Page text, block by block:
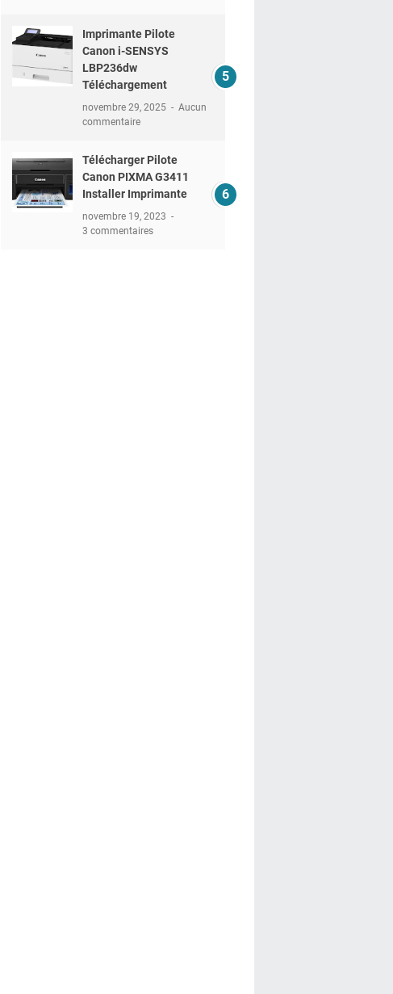
Imprimante Pilote
Canon i-SENSYS
LBP236dw
Téléchargement
novembre 29, 2025
Aucun
commentaire
Télécharger Pilote
Canon PIXMA G3411
Installer Imprimante
novembre 19, 2023
3 commentaires